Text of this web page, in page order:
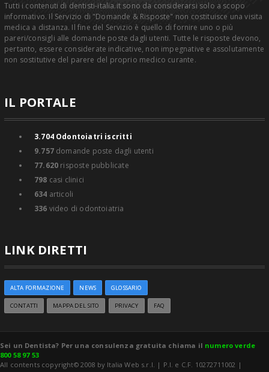
Tutti i contenuti di dentisti-italia.it sono da considerarsi solo a scopo
informativo. Il Servizio di "Domande & Risposte" non costituisce una visita
medica a distanza. Il fine del Servizio è quello di fornire uno o più
pareri/consigli alle domande poste dagli utenti. Tutte le risposte devono,
pertanto, essere considerate indicative, non impegnative e assolutamente
non sostitutive del parere del proprio medico curante.
IL PORTALE
3.704Odontoiatri iscritti
9.757domande poste dagli utenti
77.620 risposte pubblicate
798 casi clinici
634 articoli
336 video di odontoiatria
LINK DIRETTI
ALTA FORMAZIONE NEWS GLOSSARIO
CONTATTI MAPPA DEL SITO PRIVACY FAQ
Sei un Dentista? Per una consulenza gratuita chiama il numero verde
800 58 97 53
All contents copyright© 2008 by Italia Web s.r.l. | P.I. e C.F. 10272711002 |